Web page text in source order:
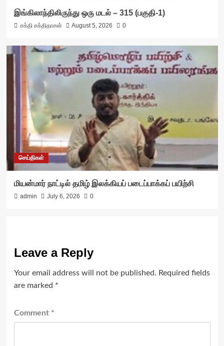
இங்கிலாந்திலிருந்து ஒரு மடல் – 315 (பகுதி-1)
சக்தி சக்திதாசன் August 5, 2026 0
செய்திகள்
மியன்மார் நாட்டில் தமிழ் இலக்கியப் படைப்பாக்கப் பயிற்சி
admin July 6, 2026 0
Leave a Reply
Your email address will not be published. Required fields
are marked *
Comment *